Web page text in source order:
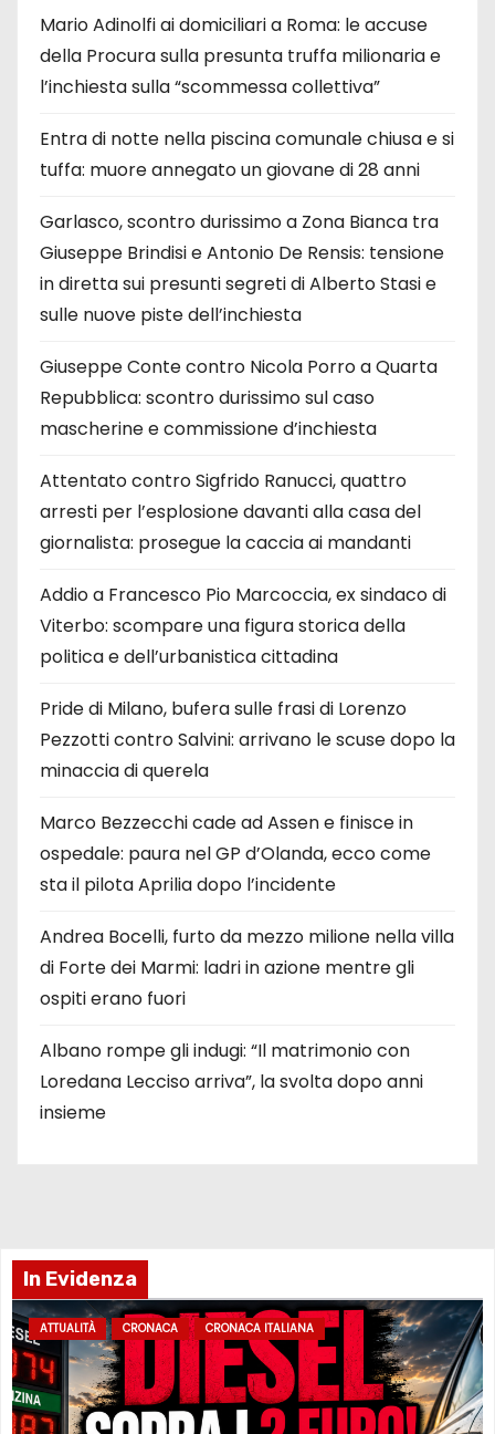
Mario Adinolfi ai domiciliari a Roma: le accuse
della Procura sulla presunta truffa milionaria e
l’inchiesta sulla “scommessa collettiva”
Entra di notte nella piscina comunale chiusa e si
tuffa: muore annegato un giovane di 28 anni
Garlasco, scontro durissimo a Zona Bianca tra
Giuseppe Brindisi e Antonio De Rensis: tensione
in diretta sui presunti segreti di Alberto Stasi e
sulle nuove piste dell’inchiesta
Giuseppe Conte contro Nicola Porro a Quarta
Repubblica: scontro durissimo sul caso
mascherine e commissione d’inchiesta
Attentato contro Sigfrido Ranucci, quattro
arresti per l’esplosione davanti alla casa del
giornalista: prosegue la caccia ai mandanti
Addio a Francesco Pio Marcoccia, ex sindaco di
Viterbo: scompare una figura storica della
politica e dell’urbanistica cittadina
Pride di Milano, bufera sulle frasi di Lorenzo
Pezzotti contro Salvini: arrivano le scuse dopo la
minaccia di querela
Marco Bezzecchi cade ad Assen e finisce in
ospedale: paura nel GP d’Olanda, ecco come
sta il pilota Aprilia dopo l’incidente
Andrea Bocelli, furto da mezzo milione nella villa
di Forte dei Marmi: ladri in azione mentre gli
ospiti erano fuori
Albano rompe gli indugi: “Il matrimonio con
Loredana Lecciso arriva”, la svolta dopo anni
insieme
In Evidenza
ATTUALITÀ CRONACA CRONACA ITALIANA